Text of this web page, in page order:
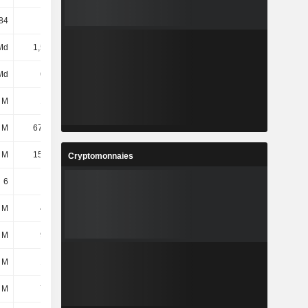
1,53 Md
615 M
67,04 M
15,74 M 16,8 M
6
423 M
904 M
799 M
Cryptomonnaies